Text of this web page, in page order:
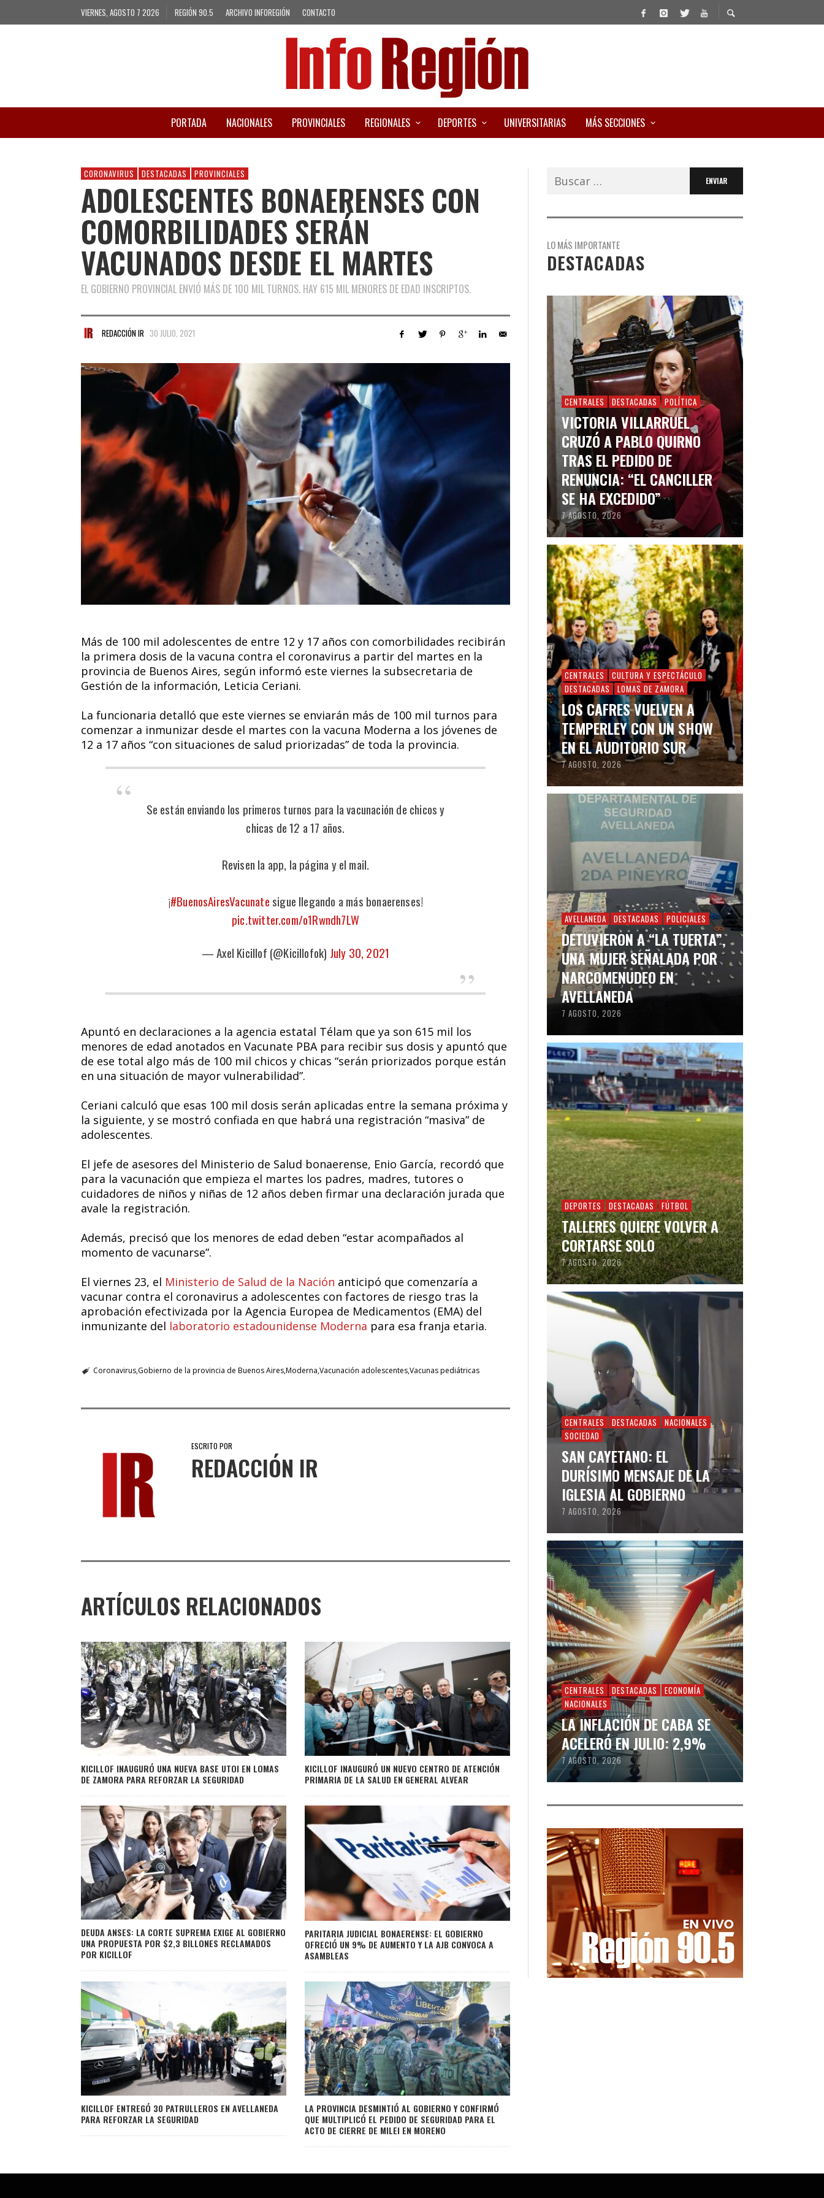
VIERNES, AGOSTO 7 2026 REGIÓN 90.5 ARCHIVO INFOREGIÓN CONTACTO
PORTADA NACIONALES PROVINCIALES REGIONALES DEPORTES UNIVERSITARIAS MÁS SECCIONES
CORONAVIRUS DESTACADAS PROVINCIALES
ADOLESCENTES BONAERENSES CON
COMORBILIDADES SERÁN
VACUNADOS DESDE EL MARTES
EL GOBIERNO PROVINCIAL ENVIÓ MÁS DE 100 MIL TURNOS. HAY 615 MIL MENORES DE EDAD INSCRIPTOS.
REDACCIÓN IR 30 JULIO, 2021
Más de 100 mil adolescentes de entre 12 y 17 años con comorbilidades recibirán
la primera dosis de la vacuna contra el coronavirus a partir del martes en la
provincia de Buenos Aires, según informó este viernes la subsecretaria de
Gestión de la información, Leticia Ceriani.
La funcionaria detalló que este viernes se enviarán más de 100 mil turnos para
comenzar a inmunizar desde el martes con la vacuna Moderna a los jóvenes de
12 a 17 años “con situaciones de salud priorizadas” de toda la provincia.
Se están enviando los primeros turnos para la vacunación de chicos y
chicas de 12 a 17 años.
Revisen la app, la página y el mail.
¡#BuenosAiresVacunatesigue llegando a más bonaerenses!
pic.twitter.com/o1Rwndh7LW
— Axel Kicillof (@Kicillofok) July 30, 2021
Apuntó en declaraciones a la agencia estatal Télam que ya son 615 mil los
menores de edad anotados en Vacunate PBA para recibir sus dosis y apuntó que
de ese total algo más de 100 mil chicos y chicas “serán priorizados porque están
en una situación de mayor vulnerabilidad”.
Ceriani calculó que esas 100 mil dosis serán aplicadas entre la semana próxima y
la siguiente, y se mostró confiada en que habrá una registración “masiva” de
adolescentes.
El jefe de asesores del Ministerio de Salud bonaerense, Enio García, recordó que
para la vacunación que empieza el martes los padres, madres, tutores o
cuidadores de niños y niñas de 12 años deben firmar una declaración jurada que
avale la registración.
Además, precisó que los menores de edad deben “estar acompañados al
momento de vacunarse”.
El viernes 23, el Ministerio de Salud de la Nación anticipó que comenzaría a
vacunar contra el coronavirus a adolescentes con factores de riesgo tras la
aprobación efectivizada por la Agencia Europea de Medicamentos (EMA) del
inmunizante del laboratorio estadounidense Moderna para esa franja etaria.
CoronavirusGobierno de la provincia de Buenos AiresModerna Vacunación adolescentesVacunas pediátricas
ESCRITO POR
REDACCIÓN IR
ARTÍCULOS RELACIONADOS
KICILLOF INAUGURÓ UNA NUEVA BASE UTOI EN LOMAS
DE ZAMORA PARA REFORZAR LA SEGURIDAD
KICILLOF INAUGURÓ UN NUEVO CENTRO DE ATENCIÓN
PRIMARIA DE LA SALUD EN GENERAL ALVEAR
DEUDA ANSES: LA CORTE SUPREMA EXIGE AL GOBIERNO
UNA PROPUESTA POR $2,3 BILLONES RECLAMADOS
POR KICILLOF
PARITARIA JUDICIAL BONAERENSE: EL GOBIERNO
OFRECIÓ UN 9% DE AUMENTO Y LA AJB CONVOCA A
ASAMBLEAS
KICILLOF ENTREGÓ 30 PATRULLEROS EN AVELLANEDA
PARA REFORZAR LA SEGURIDAD
LA PROVINCIA DESMINTIÓ AL GOBIERNO Y CONFIRMÓ
QUE MULTIPLICÓ EL PEDIDO DE SEGURIDAD PARA EL
ACTO DE CIERRE DE MILEI EN MORENO
Buscar:
LO MÁS IMPORTANTE
DESTACADAS
CENTRALES DESTACADAS POLÍTICA
VICTORIA VILLARRUEL
CRUZÓ A PABLO QUIRNO
TRAS EL PEDIDO DE
RENUNCIA: “EL CANCILLER
SE HA EXCEDIDO”
7 AGOSTO, 2026
CENTRALES
CULTURA Y ESPECTÁCULO
DESTACADAS
LOMAS DE ZAMORA
LOS CAFRES VUELVEN A
TEMPERLEY CON UN SHOW
EN EL AUDITORIO SUR
7 AGOSTO, 2026
AVELLANEDA DESTACADAS POLICIALES
DETUVIERON A “LA TUERTA”,
UNA MUJER SEÑALADA POR
NARCOMENUDEO EN
AVELLANEDA
7 AGOSTO, 2026
DEPORTES DESTACADAS FÚTBOL
TALLERES QUIERE VOLVER A
CORTARSE SOLO
7 AGOSTO, 2026
CENTRALES DESTACADAS
NACIONALES
SOCIEDAD
SAN CAYETANO: EL
DURÍSIMO MENSAJE DE LA
IGLESIA AL GOBIERNO
7 AGOSTO, 2026
CENTRALES DESTACADAS
ECONOMÍA
NACIONALES
LA INFLACIÓN DE CABA SE
ACELERÓ EN JULIO: 2,9%
7 AGOSTO, 2026